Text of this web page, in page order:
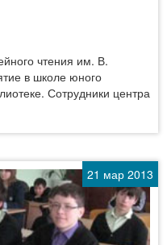
чтения им. В.
в школе юного
Сотрудники центра
21 мар 2013